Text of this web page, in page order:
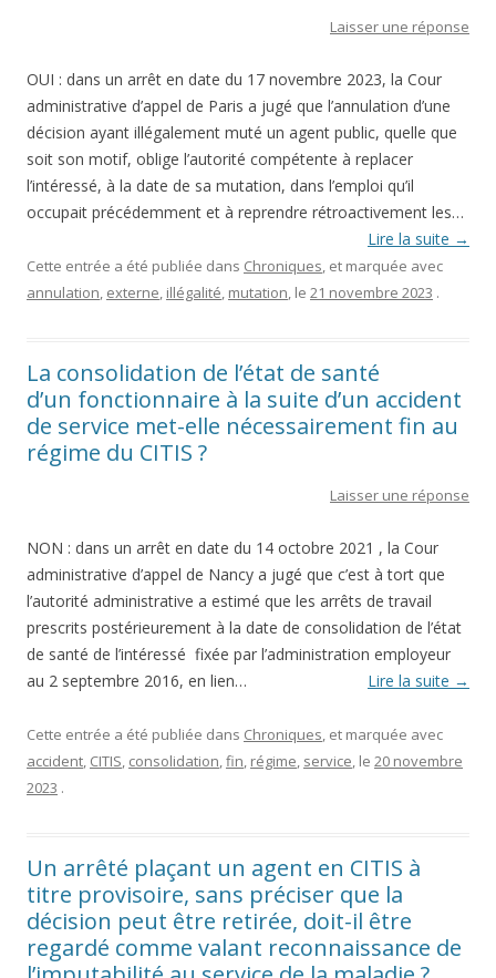
Laisser une réponse
OUI : dans un arrêt en date du 17 novembre 2023, la Cour
administrative d’appel de Paris a jugé que l’annulation d’une
décision ayant illégalement muté un agent public, quelle que
soit son motif, oblige l’autorité compétente à replacer
l’intéressé, à la date de sa mutation, dans l’emploi qu’il
occupait précédemment et à reprendre rétroactivement les…
Lire la suite →
Cette entrée a été publiée dans Chroniques, et marquée avec
annulation, externe, illégalité, mutation, le 21 novembre 2023 .
La consolidation de l’état de santé
d’un fonctionnaire à la suite d’un accident
de service met-elle nécessairement fin au
régime du CITIS ?
Laisser une réponse
NON : dans un arrêt en date du 14 octobre 2021 , la Cour
administrative d’appel de Nancy a jugé que c’est à tort que
l’autorité administrative a estimé que les arrêts de travail
prescrits postérieurement à la date de consolidation de l’état
de santé de l’intéressé fixée par l’administration employeur
au 2 septembre 2016, en lien…
Lire la suite →
Cette entrée a été publiée dans Chroniques, et marquée avec
accident, CITIS, consolidation,fin, régime, service, le 20 novembre
2023 .
Un arrêté plaçant un agent en CITIS à
titre provisoire, sans préciser que la
décision peut être retirée, doit-il être
regardé comme valant reconnaissance de